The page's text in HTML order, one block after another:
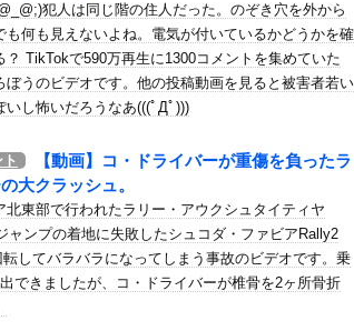
ついたので訴えます」
てたらｗｗｗ
拡散されてしまう…
の日本の対応のスピードに世界が衝撃
、爆笑されてしまうｗｗｗ
定をするがいいな？と問うと、元嫁...
％急増…ウクライナメディア！
々な憶測が飛び交う。1週間ぶりの投...
犯人は同じ階の住人だった。のぞき穴を外から
も何も見えないよね。電気が付いているかどうかを確
？ TikTokで590万再生に1300コメントを集めていた
ぼうのビデオです。他の投稿動画を見ると被害者若い
いし怖いだろうなあ(((ﾟДﾟ)))
【動画】コ・ドライバーが重傷を負ったラ
大クラッシュ。
北東部で行われたラリー・アウクシュタイティヤ
ャンプの着地に失敗したシュコダ・ファビアRally2
転してバラバラになってしまう事故のビデオです。乗
できましたが、コ・ドライバーが椎骨を2ヶ所骨折